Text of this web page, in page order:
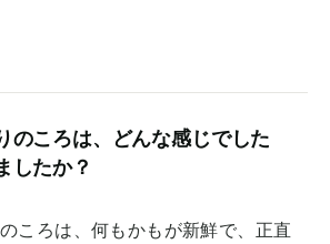
のころは、どんな感じでした
したか？
ころは、何もかもが新鮮で、正直